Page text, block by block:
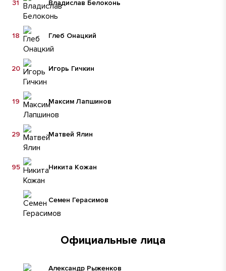
Владислав Белоконь
31
Глеб Онацкий
18
Игорь Гичкин
20
Максим Лапшинов
19
Матвей Ялин
29
Никита Кожан
95
Семен Герасимов
Официальные лица
Александр Рыженков